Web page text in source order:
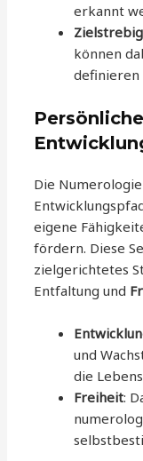
erkannt
können
definieren
Die
eigene
fördern. Diese
zielgerichtetes
Entfaltung und
und
die
Freiheit: